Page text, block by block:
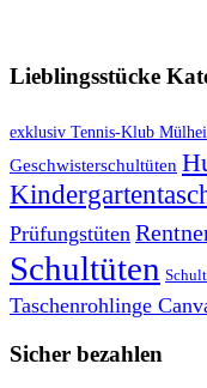
Lieblingsstücke
exklusiv Tennis-Klub
Geschwisterschultüten
Prüfungstüten
Schultüten
Taschenrohlinge
Sicher bezahlen